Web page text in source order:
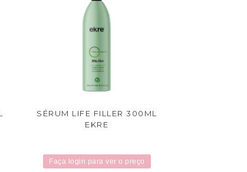
SÉRUM LIFE FILLER 300ML
EKRE
Faça login para ver o preço